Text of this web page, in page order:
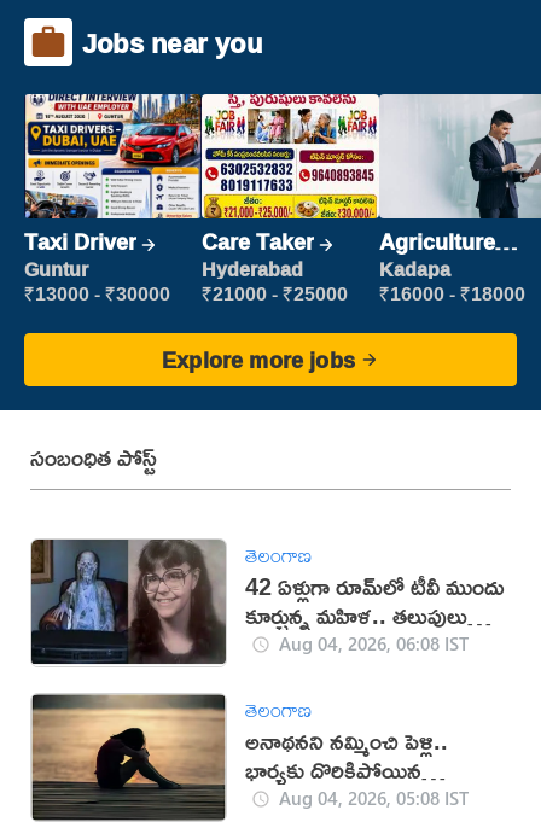
Jobs near you
Taxi Driver
Guntur
₹13000 - ₹30000
Care Taker
Hyderabad
₹21000 - ₹25000
Agriculture
Labour
Kadapa
₹16000 - ₹18000
Explore more jobs
సంబంధిత పోస్ట్
తెలంగాణ
42 ఏళ్లుగా రూమ్‌లో టీవీ ముందు
కూర్చున్న మహిళ.. తలుపులు
తెరవగా షాక్
Aug 04, 2026, 06:08 IST
తెలంగాణ
అనాథనని నమ్మించి పెళ్లి..
భార్యకు దొరికిపోయిన
మోసగాడు!
Aug 04, 2026, 05:08 IST